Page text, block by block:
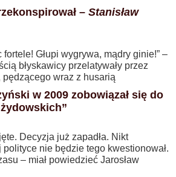
– Stanisław
fortele! Głupi wygrywa, mądry ginie!” –
błyskawicy przelatywały przez
pędzącego wraz z husarią
w 2009 zobowiązał się do
Decyzja już zapadła. Nikt
nie będzie tego kwestionował.
– miał powiedzieć Jarosław